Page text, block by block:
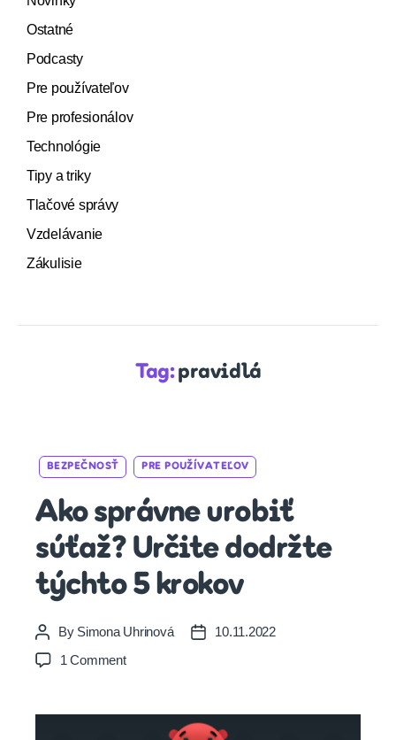
Ostatné
Podcasty
Pre používateľov
Pre profesionálov
Technológie
Tipy a triky
Tlačové správy
Vzdelávanie
Zákulisie
Tag: pravidlá
Categories
BEZPEČNOSŤ PRE POUŽÍVATEĽOV
Ako správne urobiť
súťaž? Určite dodržte
týchto 5 krokov
Post
author
By Simona Uhrinová
Post10.11.2022
1 Commenton
urobiť